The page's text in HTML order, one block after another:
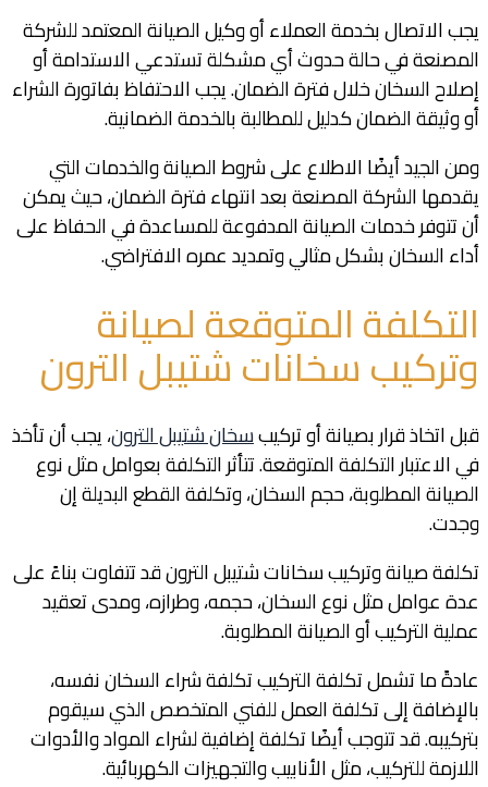
يجب الاتصال بخدمة العملاء أو وكيل الصيانة المعتمد للشركة
المصنعة في حالة حدوث أي مشكلة تستدعي الاستدامة أو
إصلاح السخان خلال فترة الضمان. يجب الاحتفاظ بفاتورة الشراء
أو وثيقة الضمان كدليل للمطالبة بالخدمة الضمانية.
ومن الجيد أيضًا الاطلاع على شروط الصيانة والخدمات التي
يقدمها الشركة المصنعة بعد انتهاء فترة الضمان، حيث يمكن
أن تتوفر خدمات الصيانة المدفوعة للمساعدة في الحفاظ على
أداء السخان بشكل مثالي وتمديد عمره الافتراضي.
التكلفة المتوقعة لصيانة
وتركيب سخانات شتيبل الترون
قبل اتخاذ قرار بصيانة أو تركيبسخان شتيبل الترون، يجب أن تأخذ
في الاعتبار التكلفة المتوقعة. تتأثر التكلفة بعوامل مثل نوع
الصيانة المطلوبة، حجم السخان، وتكلفة القطع البديلة إن
وجدت.
تكلفة صيانة وتركيب سخانات شتيبل الترون قد تتفاوت بناءً على
عدة عوامل مثل نوع السخان، حجمه، وطرازه، ومدى تعقيد
عملية التركيب أو الصيانة المطلوبة.
عادةً ما تشمل تكلفة التركيب تكلفة شراء السخان نفسه،
بالإضافة إلى تكلفة العمل للفني المتخصص الذي سيقوم
بتركيبه. قد تتوجب أيضًا تكلفة إضافية لشراء المواد والأدوات
اللازمة للتركيب، مثل الأنابيب والتجهيزات الكهربائية.